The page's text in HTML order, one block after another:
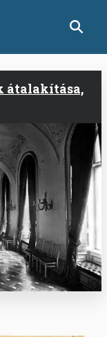
átalakítása,